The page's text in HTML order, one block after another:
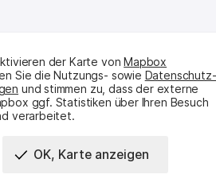
der Karte vonMapbox
Sie die Nutzungs- sowie Daten­schutz­
und stimmen zu, dass der externe
ggf. Statistiken über Ihren Besuch
verarbeitet.
OK, Karte anzeigen